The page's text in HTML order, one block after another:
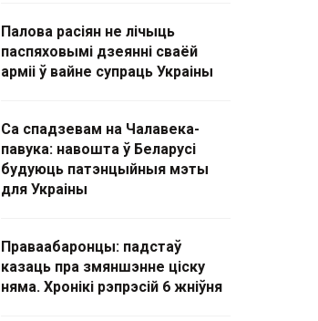
Палова расіян не лічыць
паспяховымі дзеянні сваёй
арміі ў вайне супраць Украіны
Са спадзевам на Чалавека-
павука: навошта ў Беларусі
будуюць патэнцыйныя мэты
для Украіны
Праваабаронцы: падстаў
казаць пра змяншэнне ціску
няма. Хронікі рэпрэсій 6 жніўня